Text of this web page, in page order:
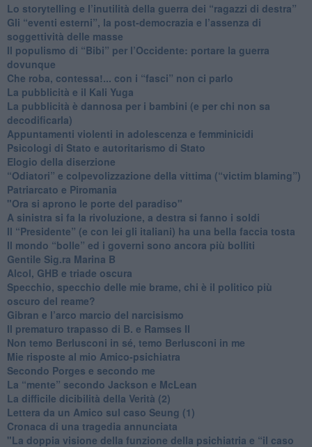
​Lo storytelling e l’inutilità della guerra dei “ragazzi di destra”
​Gli “eventi esterni”, la post-democrazia e l’assenza di
soggettività delle masse
​Il populismo di “Bibi” per l’Occidente: portare la guerra
dovunque
​Che roba, contessa!... con i “fasci” non ci parlo
La pubblicità e il Kali Yuga
​La pubblicità è dannosa per i bambini (e per chi non sa
decodificarla)
​Appuntamenti violenti in adolescenza e femminicidi
​Psicologi di Stato e autoritarismo di Stato
Elogio della diserzione
“Odiatori” e colpevolizzazione della vittima (“victim blaming”)
​Patriarcato e Piromania
"Ora si aprono le porte del paradiso"
​A sinistra si fa la rivoluzione, a destra si fanno i soldi
​Il “Presidente” (e con lei gli italiani) ha una bella faccia tosta
​Il mondo “bolle” ed i governi sono ancora più bolliti
​Gentile Sig.ra Marina B
​Alcol, GHB e triade oscura
​Specchio, specchio delle mie brame, chi è il politico più
oscuro del reame?
​Gibran e l’arco marcio del narcisismo
​Il prematuro trapasso di B. e Ramses II
​Non temo Berlusconi in sé, temo Berlusconi in me
​Mie risposte al mio Amico-psichiatra
​Secondo Porges e secondo me
​La “mente” secondo Jackson e McLean
La difficile dicibilità della Verità (2)
​Lettera da un Amico sul caso Seung (1)
​Cronaca di una tragedia annunciata
"​La doppia visione della funzione della psichiatria e “il caso